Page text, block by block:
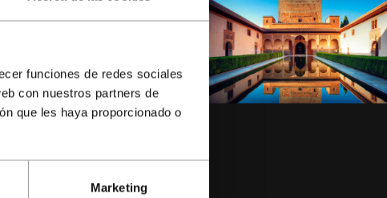
funciones de redes sociales
con nuestros partners de
que les haya proporcionado o
Marketing